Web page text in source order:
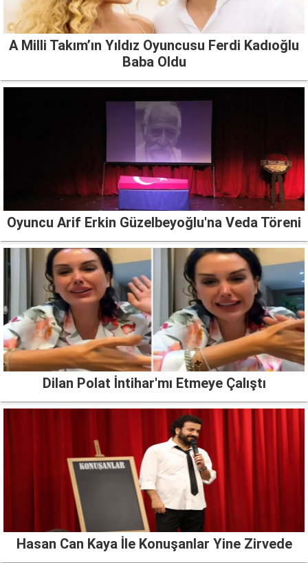
A Milli Takım’ın Yıldız Oyuncusu Ferdi Kadıoğlu
Baba Oldu
Oyuncu Arif Erkin Güzelbeyoğlu'na Veda Töreni
Dilan Polat İntihar'mı Etmeye Çalıştı
Hasan Can Kaya İle Konuşanlar Yine Zirvede